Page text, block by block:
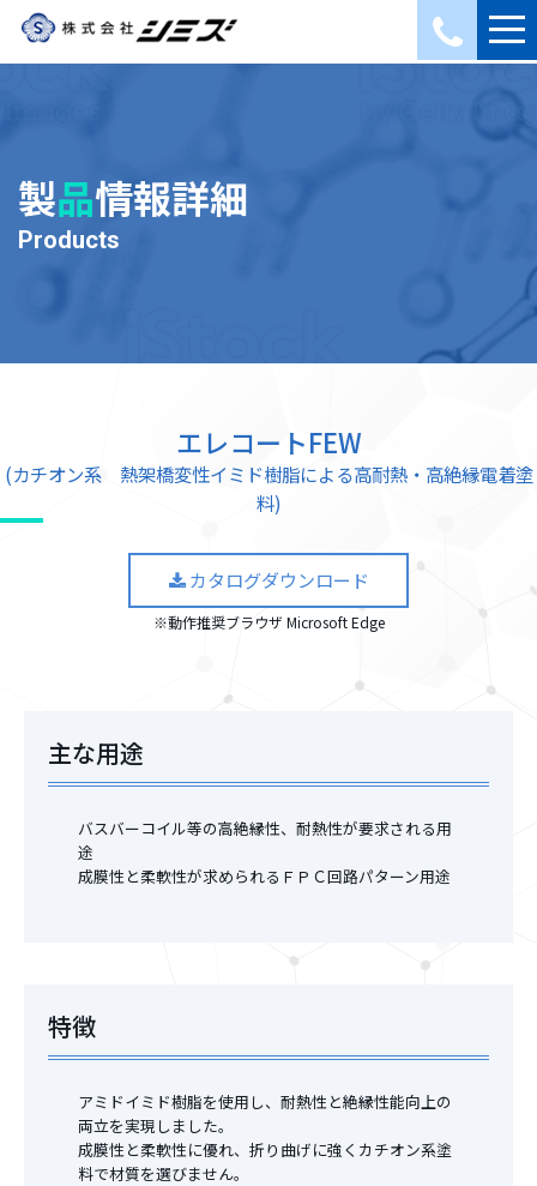
製品情報詳細
Products
エレコートFEW
(カチオン系 熱架橋変性イミド樹脂による高耐熱・高絶縁電着塗
料)
カタログダウンロード
※動作推奨ブラウザ Microsoft Edge
主な用途
バスバーコイル等の高絶縁性、耐熱性が要求される用
途
成膜性と柔軟性が求められるＦＰＣ回路パターン用途
特徴
アミドイミド樹脂を使用し、耐熱性と絶縁性能向上の
両立を実現しました。
成膜性と柔軟性に優れ、折り曲げに強くカチオン系塗
料で材質を選びません。